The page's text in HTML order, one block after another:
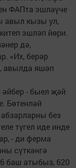
ФАПта эшләүче
авыл кызы ул,
эшләп йөри.
дә,
«Их, берәр
авылда яшәп
- быел җәй
Бөтенләй
без
түгел иде инде
- ди ферма
сүткәнгә
6 баш атыбыз, 620